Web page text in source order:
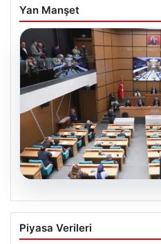
Yan Manşet
05.08.2026
Üsküdar
Sibel Tan Çetinkaya
Piyasa Verileri